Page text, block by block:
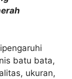
batu bata,
ukuran,